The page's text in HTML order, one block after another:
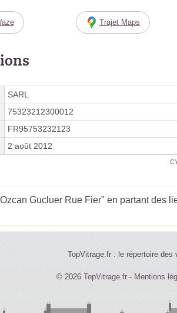
Trajet Maps
SARL
75323212300012
FR95753232123
2 août 2012
Gucluer Rue Fier" en partant des
TopVitrage.fr : le répertoire
© 2026 TopVitrage.fr - Mentions